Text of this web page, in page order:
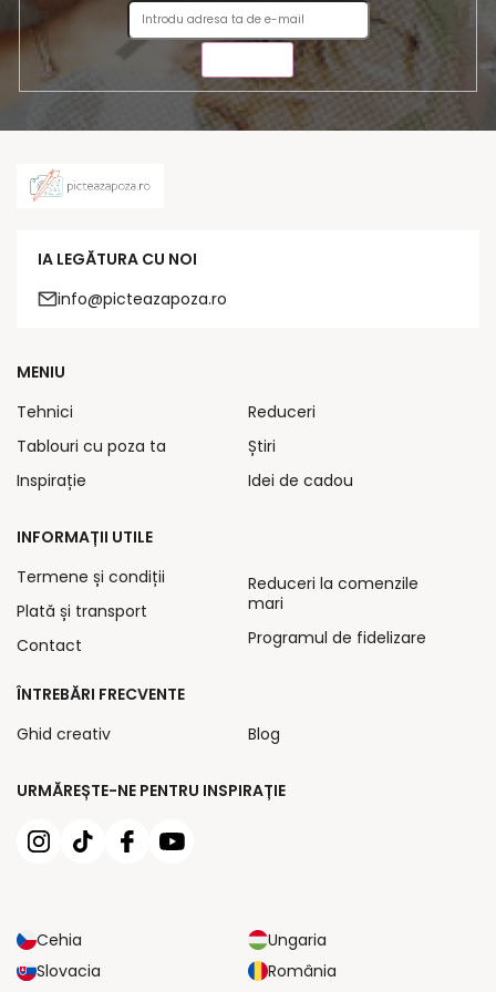
IA LEGĂTURA CU NOI
info@picteazapoza.ro
URMĂREȘTE-NE PENTRU INSPIRAȚIE
Cehia
Ungaria
Slovacia
România
MENIU
Tehnici
Tablouri cu poza ta
Inspirație
Reduceri
Știri
Idei de cadou
INFORMAȚII UTILE
Termene și condiții
Plată și transport
Contact
Reduceri la comenzile
mari
Programul de fidelizare
ÎNTREBĂRI FRECVENTE
Ghid creativ
Blog